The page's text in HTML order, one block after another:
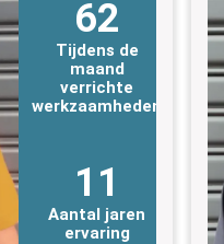
62
Tijdens de
maand
verrichte
werkzaamheden
11
Aantal jaren
ervaring